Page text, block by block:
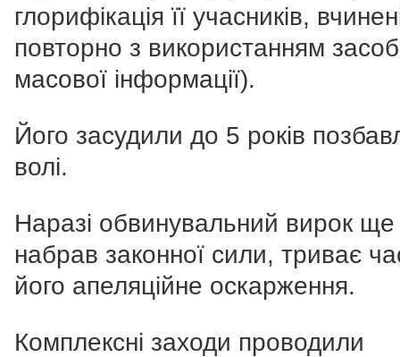
глорифікація її учасників,
повторно з використанням
масової інформації).
Його засудили до 5 років
волі.
Наразі обвинувальний вирок
набрав законної сили, триває
його апеляційне оскарження.
Комплексні заходи проводили